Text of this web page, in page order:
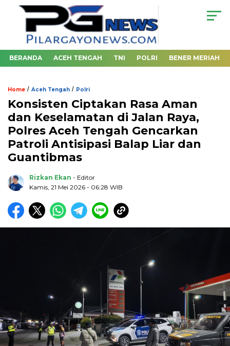
BERANDA ACEH TENGAH TNI POLRI BENER MERIAH
Home / Aceh Tengah / Polri
Konsisten Ciptakan Rasa Aman
dan Keselamatan di Jalan Raya,
Polres Aceh Tengah Gencarkan
Patroli Antisipasi Balap Liar dan
Guantibmas
Rizkan Ekan - Editor
Kamis, 21 Mei 2026 - 06:28 WIB